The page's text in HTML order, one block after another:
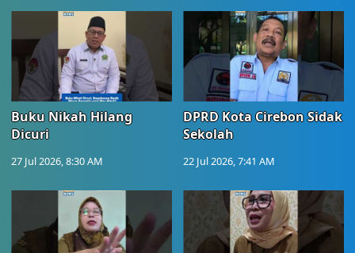
Buku Nikah Hilang
Dicuri
27 Jul 2026, 8:30 AM
DPRD Kota Cirebon Sidak
Sekolah
22 Jul 2026, 7:41 AM